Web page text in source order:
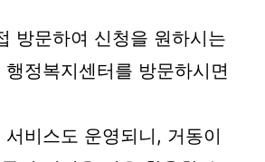
방문하여 신청을 원하시는
정복지센터를 방문하시면
비스도 운영되니, 거동이